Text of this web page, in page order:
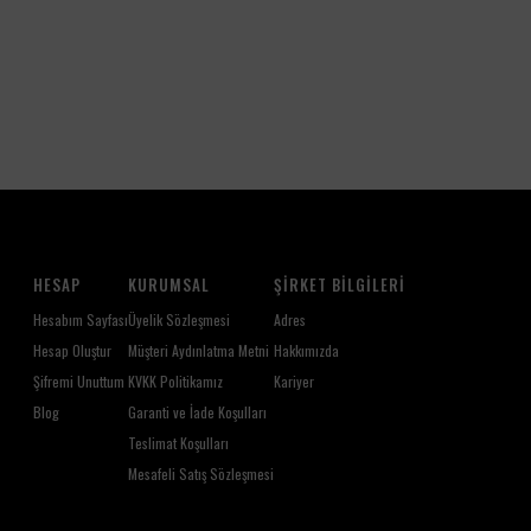
HESAP
Hesabım Sayfası
Hesap Oluştur
Şifremi Unuttum
Blog
KURUMSAL
Üyelik Sözleşmesi
Müşteri Aydınlatma Metni
KVKK Politikamız
Garanti ve İade Koşulları
Teslimat Koşulları
Mesafeli Satış Sözleşmesi
ŞIRKET BILGILERI
Adres
Hakkımızda
Kariyer